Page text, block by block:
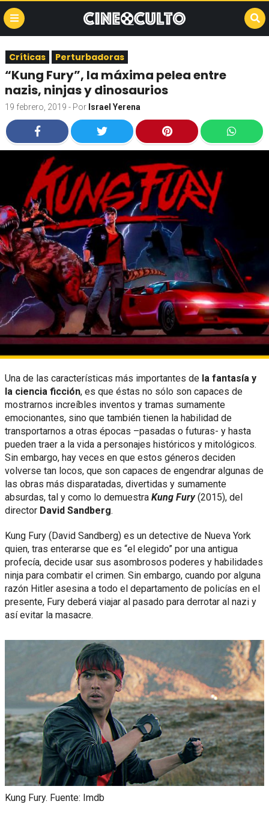
Críticas Perturbadoras
“Kung Fury”, la máxima pelea entre
nazis, ninjas y dinosaurios
19 febrero, 2019 - Por Israel Yerena
Una de las características más importantes de la fantasía y
la ciencia ficción, es que éstas no sólo son capaces de
mostrarnos increíbles inventos y tramas sumamente
emocionantes, sino que también tienen la habilidad de
transportarnos a otras épocas –pasadas o futuras- y hasta
pueden traer a la vida a personajes históricos y mitológicos.
Sin embargo, hay veces en que estos géneros deciden
volverse tan locos, que son capaces de engendrar algunas de
las obras más disparatadas, divertidas y sumamente
absurdas, tal y como lo demuestra Kung Fury (2015), del
director David Sandberg.
Kung Fury (David Sandberg) es un detective de Nueva York
quien, tras enterarse que es “el elegido” por una antigua
profecía, decide usar sus asombrosos poderes y habilidades
ninja para combatir el crimen. Sin embargo, cuando por alguna
razón Hitler asesina a todo el departamento de policías en el
presente, Fury deberá viajar al pasado para derrotar al nazi y
así evitar la masacre.
Kung Fury. Fuente: Imdb